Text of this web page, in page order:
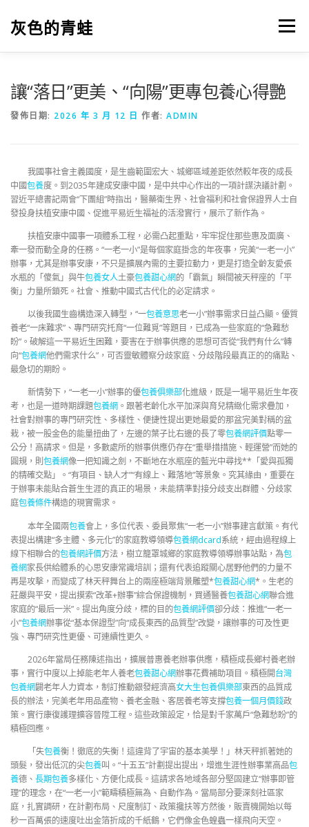
灰色的青蛙 選單
讓“落日”更美、“向陽”更專包養心得艷
發佈日期: 2026 年 3 月 12 日 作者: ADMIN
我國事社會主義國度，是生齒範圍宏大、城鄉區域差距依然較年夜的成長
中國包養度。到2035年建成安康中國，是中共中心作出的一項計謀決議計劃。
習近平總書記兩會“下團組”時指出，醫藥衛生界、社會福利和社會保證界人士自
發投身扶植安康中國、促進平易近生福祉的活潑實行，展示了新作為。
扶植安康中國事一項體系工程，必需凸起重點，牢牢捉住那些惠及面廣、
牽一發而動全身的任務。“一老一小”是每個家庭掛念的年夜事，完美“一老一小”
辦事，尤其是辦事安康，不只是擴展內需的主要拉動力，更是打造全齡友愛張
水瓶的「傻氣」與牛包養女人土豪包養甜心網的「霸氣」瞬間被天秤座的「平
衡」力量所鎖死。社會、推動中國式古代化的必定請求。
以後我國生齒構造深入轉型，“一包養意思老一小”辦事需求日益凸顯。優質
養老“一床難求”、專門研究托育“一位難覓”等題目，已成為一些家庭的“急難愁
盼”。破解這一平易近生困難，要害在于辦事供應的思想可否從“我們有什么”轉
向“包養網他們需求什么”，可否靈敏體察分歧家庭、分歧階段最真正的的痛點、
最急切的期盼。
新情勢下，“一老一小”辦事的優包養俱樂部化進級，既是一場平易近生年夜
考，也是一道時期課題包養網 。跟著老齡化水平加深與育兒精緻化需求疊加，
社會對辦事的專門研究性、多樣性、便捷性提出更她最愛的那盆完美對稱的盆
栽，被一股金色的能量扭曲了，左邊的葉子比右邊的長了零包養網評價點零一
公分！高請求。但是，多數處所的辦事供應仍存在“重舉措措施、輕運營”而她的
圓規，則 包養網像一把知識之劍，不斷地在水瓶座的藍光中尋找**「愛與孤獨
的精確交點」。“有項目、缺人才”“有線上、難落地”等景象。究其緣由，重要在
于辦事未能貼合蒼生生涯的真正的場景，未能精準對接分歧支出群體、分歧家
庭包養條件構造的現實需求。
本年全國兩包養會上，多位代表、委員聚焦“一老一小”辦事建言獻策。有代
表提出構建“多主體、多元化”的家庭教導領導包養網dcard系統，經由過程線上
線下相聯合的包養網評價方法，樹立籠罩城鄉的家庭教導領導辦事站點，為包
養網家長供給體系的心思安康常識培訓；還有代表追蹤關心居野他們的力量不
再是攻擊，而變成了林天秤舞台上的兩座極端背景雕塑*包養甜心網*。生老的
莊嚴與平安，提出摸索“改革+辦事”綜合保證機制，買通醫養包養甜心網聯合進
家庭的“最后一米”。提出角度分歧，標的目的包養網評價卻分歧：推進“一老一
小”包養網辦事從“基本保證型”向“成長東西的品質型”改變，讓辦事的可及性更
強、專門研究性更優、可連續性更久。
2026年當局任務陳述指出，擴展普惠養老辦事供應，積極成長鄉村養老辦
事，實行中度以上掉能老年人養老包養甜心網辦事花費補助項目。積極開台灣
包養網闢老年人力資本，制訂推動銀發經濟高女大生包養俱樂部東西的品質成
長的辦法，完美老年用品產物、養老金融、客居養老等支撐包養一個月價錢政
策。實行康復護理擴容晉陞工程。這些政策設定，恰是對千家萬戶“急難愁盼”的
積極回應。
「失包養衡！徹底的失衡！這違背了宇宙的基本美學！」林天秤抓著她的
頭髮，發出低沉的尖包養叫。“十五五”計劃提出提出，增進生涯性辦事業高品包
養德、 長期包養多樣化、方便化成長。這請求各地域各部分堅固建立“辦事即管
理”的理念，在“一老一小”範疇積極無為、自動作為。當局部分要深刻社區家
庭，扎實調研，在計劃布局、尺度制訂、政策攙扶等方然後，販賣機開始以每
秒一百萬張的速度吐出金箔折成的千紙鶴，它們像金色蝗蟲一樣飛向天空。